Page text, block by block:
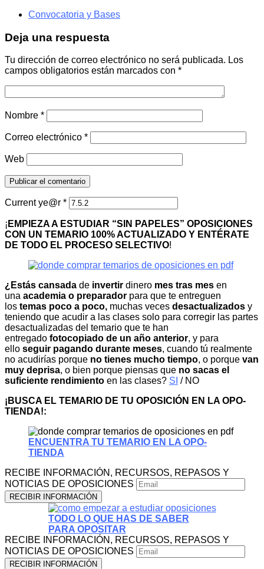
Convocatoria y Bases
Deja una respuesta
Tu dirección de correo electrónico no será publicada. Los
campos obligatorios están marcados con *
Nombre *
Correo electrónico *
Web
Current ye@r *
¡ EMPIEZA A ESTUDIAR “SIN PAPELES” OPOSICIONES
CON UN TEMARIO 100% ACTUALIZADO Y ENTÉRATE
DE TODO EL PROCESO SELECTIVO!
¿Estás cansada de invertir dinero mes tras mes en
una academia o preparador para que te entreguen
los temas poco a poco, muchas veces desactualizados y
teniendo que acudir a las clases solo para corregir las partes
desactualizadas del temario que te han
entregado fotocopiado de un año anterior, y para
ello seguir pagando durante meses, cuando tú realmente
no acudirías porque no tienes mucho tiempo, o porque van
muy deprisa, o bien porque piensas que no sacas el
suficiente rendimiento en las clases? SI / NO
¡BUSCA EL TEMARIO DE TU OPOSICIÓN EN LA OPO-
TIENDA!:
ENCUENTRA TU TEMARIO EN LA OPO-
TIENDA
RECIBE INFORMACIÓN, RECURSOS, REPASOS Y
NOTICIAS DE OPOSICIONES
TODO LO QUE HAS DE SABER
PARA OPOSITAR
RECIBE INFORMACIÓN, RECURSOS, REPASOS Y
NOTICIAS DE OPOSICIONES